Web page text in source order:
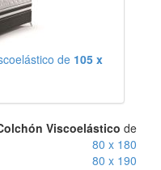
de 105 x
Viscoelástico de
80 x 180
80 x 190